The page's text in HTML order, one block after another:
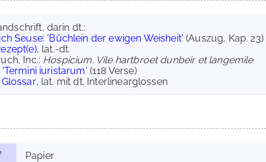
darin dt.:
Seuse: 'Büchlein der ewigen Weisheit' (Auszug, Kap. 23)
, lat.-dt.
Inc.: Hospicium. Vile hartbroet dunbeir et langemile
'Termini iuristarum' (118 Verse)
Glossar, lat. mit dt. Interlinearglossen
Papier